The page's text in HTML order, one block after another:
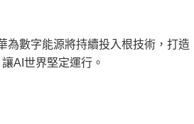
為數字能源將持續投入根技術，打造
AI世界堅定運行。